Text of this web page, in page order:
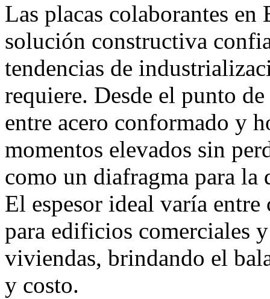
Las placas colaborantes
solución constructiva
tendencias de
requiere. Desde el punto
entre acero conformado y
momentos elevados sin
como un diafragma para la
El espesor ideal varía
para edificios comerciales
viviendas, brindando el
y costo.